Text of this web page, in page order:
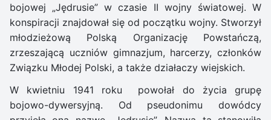
bojowej „Jędrusie” w czasie II wojny światowej. W
konspiracji znajdował się od początku wojny. Stworzył
młodzieżową Polską Organizację Powstańczą,
zrzeszającą uczniów gimnazjum, harcerzy, członków
Związku Młodej Polski, a także działaczy wiejskich.
W kwietniu 1941 roku powołał do życia grupę
bojowo-dywersyjną. Od pseudonimu dowódcy